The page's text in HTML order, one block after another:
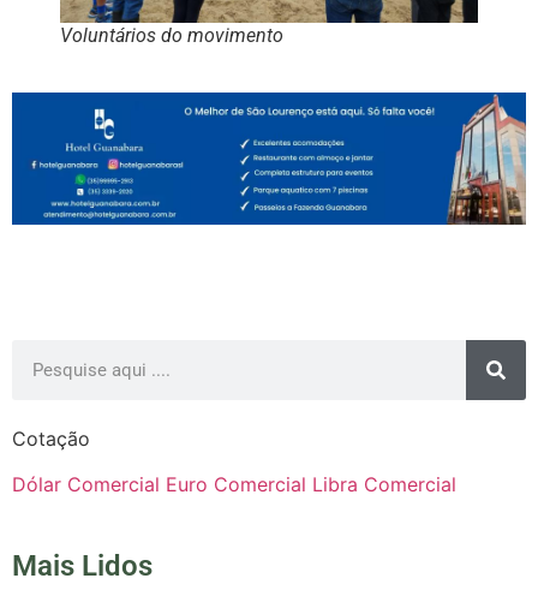
Voluntários do movimento
Cotação
Dólar Comercial Euro Comercial Libra Comercial
Mais Lidos